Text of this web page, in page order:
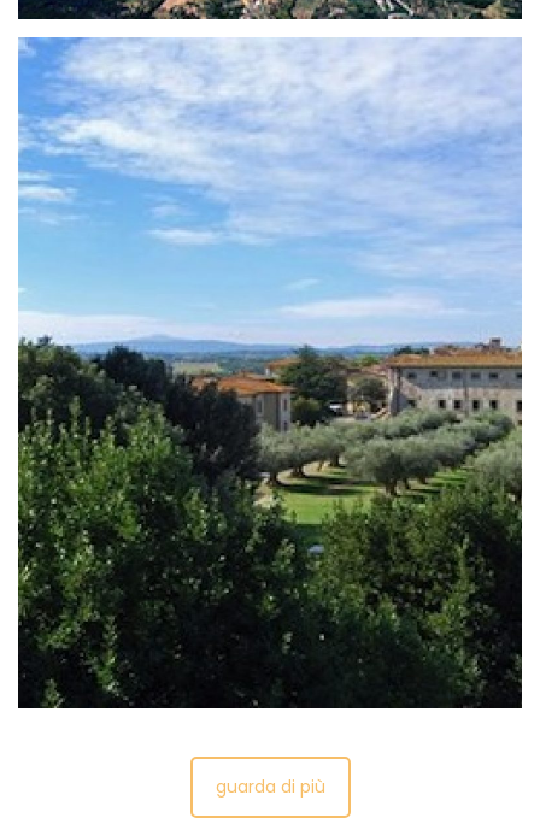
Trasimeno, times and prices of the boats
for the islands
Alla ricerca di idee e eventi per trascorrere il
Capodanno a Perugia? Ti suggeriamo tutta una
serie di iniziative, feste, serate di intrattenimento
organizzate per il Capodanno a Perugia, una [...]
guarda di più